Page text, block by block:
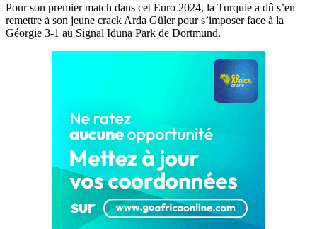
Pour son premier match dans cet Euro 2024, la Turquie a dû s’en
remettre à son jeune crack Arda Güler pour s’imposer face à la
Géorgie 3-1 au Signal Iduna Park de Dortmund.